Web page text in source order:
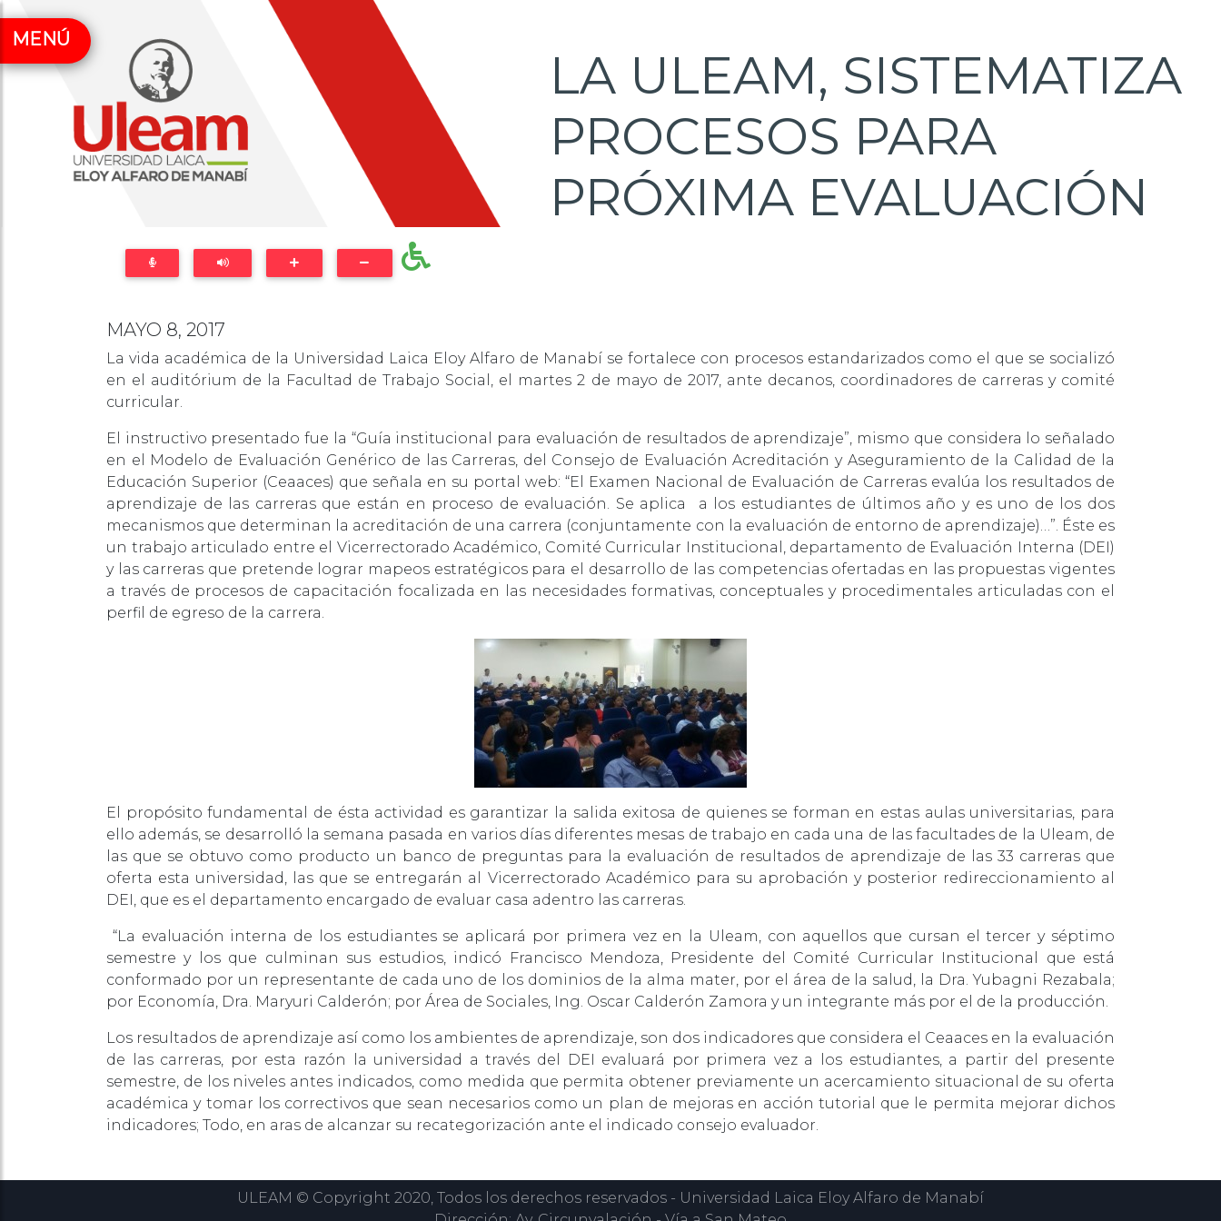
MENÚ
LA ULEAM, SISTEMATIZA
PROCESOS PARA
PRÓXIMA EVALUACIÓN
MAYO 8, 2017
La vida académica de la Universidad Laica Eloy Alfaro de Manabí se fortalece con procesos estandarizados como el que se socializó
en el auditórium de la Facultad de Trabajo Social, el martes 2 de mayo de 2017, ante decanos, coordinadores de carreras y comité
curricular.
El instructivo presentado fue la “Guía institucional para evaluación de resultados de aprendizaje”, mismo que considera lo señalado
en el Modelo de Evaluación Genérico de las Carreras, del Consejo de Evaluación Acreditación y Aseguramiento de la Calidad de la
Educación Superior (Ceaaces) que señala en su portal web: “El Examen Nacional de Evaluación de Carreras evalúa los resultados de
aprendizaje de las carreras que están en proceso de evaluación. Se aplica a los estudiantes de últimos año y es uno de los dos
mecanismos que determinan la acreditación de una carrera (conjuntamente con la evaluación de entorno de aprendizaje)…”. Éste es
un trabajo articulado entre el Vicerrectorado Académico, Comité Curricular Institucional, departamento de Evaluación Interna (DEI)
y las carreras que pretende lograr mapeos estratégicos para el desarrollo de las competencias ofertadas en las propuestas vigentes
a través de procesos de capacitación focalizada en las necesidades formativas, conceptuales y procedimentales articuladas con el
perfil de egreso de la carrera.
El propósito fundamental de ésta actividad es garantizar la salida exitosa de quienes se forman en estas aulas universitarias, para
ello además, se desarrolló la semana pasada en varios días diferentes mesas de trabajo en cada una de las facultades de la Uleam, de
las que se obtuvo como producto un banco de preguntas para la evaluación de resultados de aprendizaje de las 33 carreras que
oferta esta universidad, las que se entregarán al Vicerrectorado Académico para su aprobación y posterior redireccionamiento al
DEI, que es el departamento encargado de evaluar casa adentro las carreras.
“La evaluación interna de los estudiantes se aplicará por primera vez en la Uleam, con aquellos que cursan el tercer y séptimo
semestre y los que culminan sus estudios, indicó Francisco Mendoza, Presidente del Comité Curricular Institucional que está
conformado por un representante de cada uno de los dominios de la alma mater, por el área de la salud, la Dra. Yubagni Rezabala;
por Economía, Dra. Maryuri Calderón; por Área de Sociales, Ing. Oscar Calderón Zamora y un integrante más por el de la producción.
Los resultados de aprendizaje así como los ambientes de aprendizaje, son dos indicadores que considera el Ceaaces en la evaluación
de las carreras, por esta razón la universidad a través del DEI evaluará por primera vez a los estudiantes, a partir del presente
semestre, de los niveles antes indicados, como medida que permita obtener previamente un acercamiento situacional de su oferta
académica y tomar los correctivos que sean necesarios como un plan de mejoras en acción tutorial que le permita mejorar dichos
indicadores; Todo, en aras de alcanzar su recategorización ante el indicado consejo evaluador.
ULEAM © Copyright 2020, Todos los derechos reservados - Universidad Laica Eloy Alfaro de Manabí